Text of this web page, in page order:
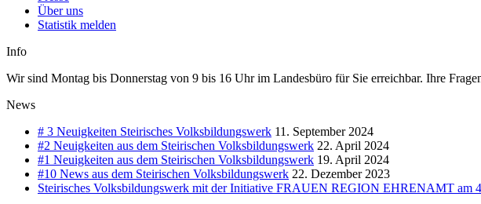
Über uns
Statistik melden
Info
Wir sind Montag bis Donnerstag von 9 bis 16 Uhr im Landesbüro für Sie erreichbar. Ihre
News
# 3 Neuigkeiten Steirisches Volksbildungswerk 11. September 2024
#2 Neuigkeiten aus dem Steirischen Volksbildungswerk 22. April 2024
#1 Neuigkeiten aus dem Steirischen Volksbildungswerk 19. April 2024
#10 News aus dem Steirischen Volksbildungswerk 22. Dezember 2023
Steirisches Volksbildungswerk mit der Initiative FRAUEN REGION EHRENAMT am